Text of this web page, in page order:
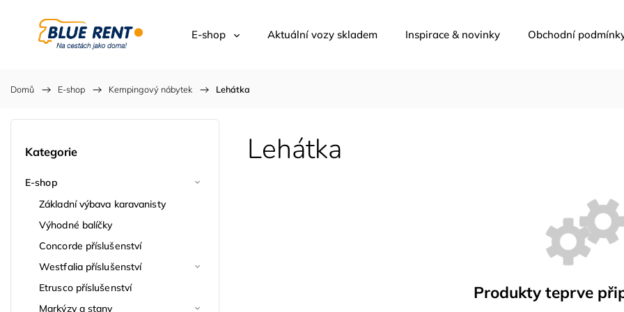
E-shop Aktuální vozy skladem Inspirace & novinky Obchodní
Domů / E-shop / Kempingový nábytek / Lehátka
Kategorie
E-shop
Základní výbava karavanisty
Výhodné balíčky
Concorde příslušenství
Westfalia příslušenství
Etrusco příslušenství
Markýzy a stany
Lehátka
Produkty teprve